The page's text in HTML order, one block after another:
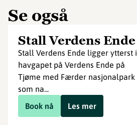
Se også
Stall Verdens Ende
Stall Verdens Ende ligger ytterst i
havgapet på Verdens Ende på
Tjøme med Færder nasjonalpark
som na...
Book nå
Les mer